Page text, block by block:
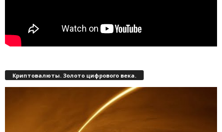
Криптовалюты. Золото цифрового века.